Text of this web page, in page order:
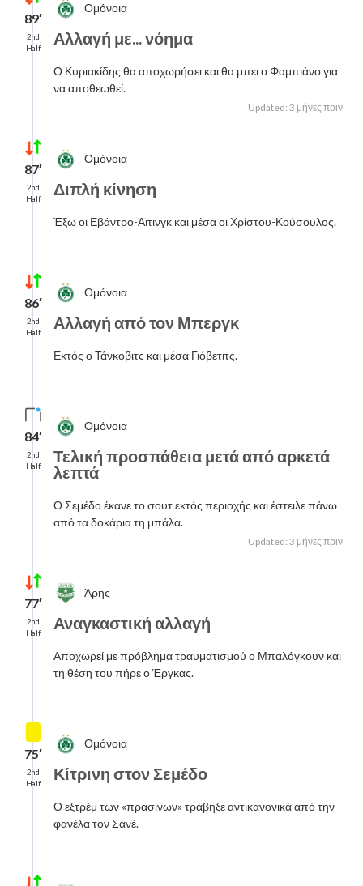
89′
2nd
Half
Ομόνοια
Αλλαγή με... νόημα
Ο Κυριακίδης θα αποχωρήσει και θα μπει ο Φαμπιάνο για
να αποθεωθεί.
Updated: 3 μήνες πριν
87′
2nd
Half
Ομόνοια
Διπλή κίνηση
Έξω οι Εβάντρο-Άϊτινγκ και μέσα οι Χρίστου-Κούσουλος.
86′
2nd
Half
Ομόνοια
Αλλαγή από τον Μπεργκ
Εκτός ο Τάνκοβιτς και μέσα Γιόβετιτς.
84′
2nd
Half
Ομόνοια
Τελική προσπάθεια μετά από αρκετά
λεπτά
Ο Σεμέδο έκανε το σουτ εκτός περιοχής και έστειλε πάνω
από τα δοκάρια τη μπάλα.
Updated: 3 μήνες πριν
77′
2nd
Half
Άρης
Αναγκαστική αλλαγή
Αποχωρεί με πρόβλημα τραυματισμού ο Μπαλόγκουν και
τη θέση του πήρε ο Έργκας.
75′
2nd
Half
Ομόνοια
Κίτρινη στον Σεμέδο
Ο εξτρέμ των «πρασίνων» τράβηξε αντικανονικά από την
φανέλα τον Σανέ.